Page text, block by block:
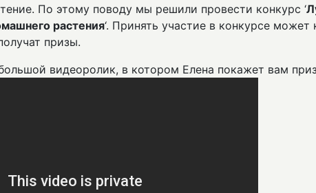
По этому поводу мы решили провести конкурс ‘
растения‘. Принять участие в конкурсе
призы.
видеоролик, в котором Елена покажет вам